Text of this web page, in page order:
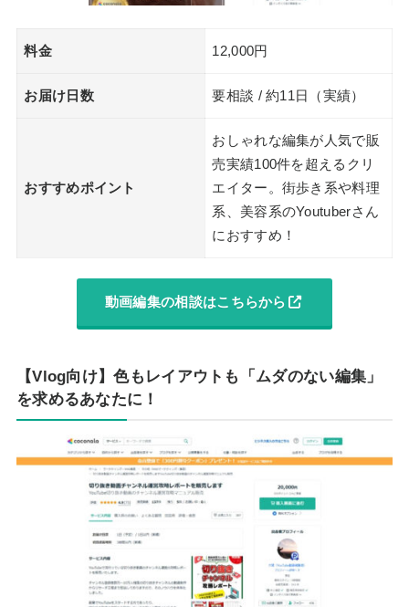
料金 12,000円
お届け日数 要相談 / 約11日（実績）
おすすめポイント
おしゃれな編集が人気で販
売実績100件を超えるクリ
エイター。街歩き系や料理
系、美容系のYoutuberさん
におすすめ！
動画編集の相談はこちらから
【Vlog向け】色もレイアウトも「ムダのない編集」
を求めるあなたに！